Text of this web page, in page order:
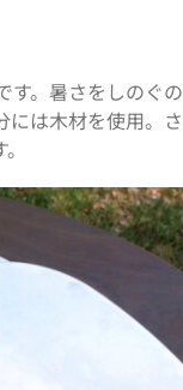
す。暑さをしのぐ
には木材を使用。